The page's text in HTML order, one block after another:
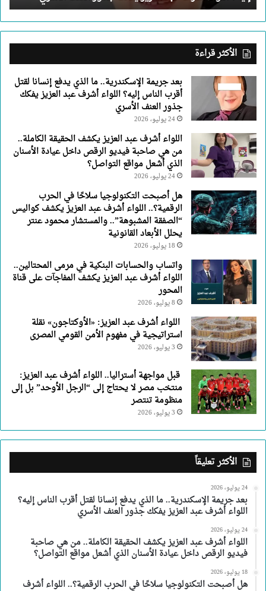
إليه؟
اللواء
أشرف
عبد
العزيز
جذور
العنف
الأسري
الأكثر قراءة
بعد جريمة الإسكندرية.. ما الذي يدفع إنسانا لقتل
أقرب الناس إليه؟ اللواء أشرف عبد العزيز يفكك
جذور العنف الأسري
24 يوليو، 2026
اللواء أشرف عبد العزيز يكشف الحقيقة الكاملة..
من هي صاحبة فيديو الرقص داخل عيادة الأسنان
الذي أشعل مواقع التواصل؟
24 يوليو، 2026
هل أصبحت التكنولوجيا سلاحًا في الحرب
الرقمية؟.. اللواء أشرف عبد العزيز يكشف كواليس
“الصفقة المشبوهة”.. والمستشار محمود عنتر
يحلل الأبعاد القانونية
18 يوليو، 2026
واتساب والحسابات البنكية في مرمى المحتالين..
اللواء أشرف عبد العزيز يكشف المفاجآت على قناة
المحور
8 يوليو، 2026
اللواء أشرف عبد العزيز: «الأوكتاجون» نقلة
استراتيجية في مفهوم الأمن القومي المصرى
3 يوليو، 2026
قبل مواجهة أستراليا.. اللواء أشرف عبد العزيز:
منتخب مصر لا يحتاج إلى “الرجل الأوحد” بل إلى
منظومة تنتصر
3 يوليو، 2026
الأكثر تعليقاً
24 يوليو، 2026
بعد جريمة الإسكندرية.. ما الذي يدفع إنسانا لقتل أقرب الناس إليه؟
اللواء أشرف عبد العزيز يفكك جذور العنف الأسري
24 يوليو، 2026
اللواء أشرف عبد العزيز يكشف الحقيقة الكاملة.. من هي صاحبة
فيديو الرقص داخل عيادة الأسنان الذي أشعل مواقع التواصل؟
18 يوليو، 2026
هل أصبحت التكنولوجيا سلاحًا في الحرب الرقمية؟.. اللواء أشرف